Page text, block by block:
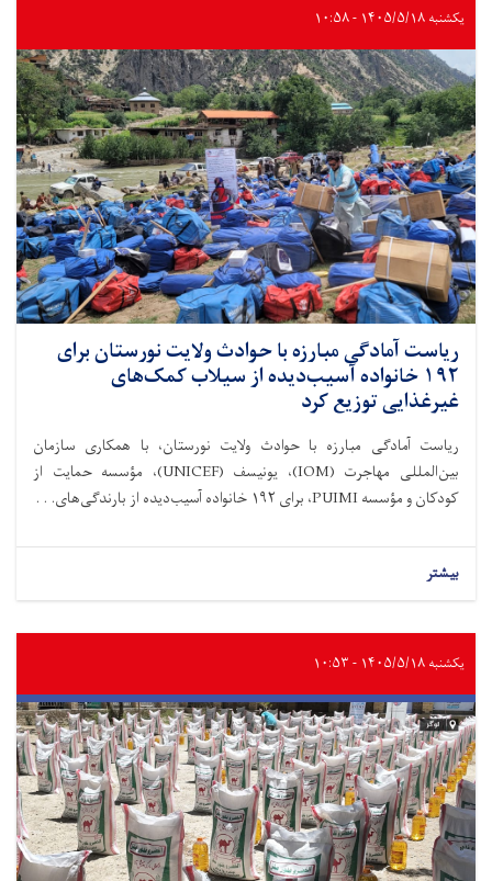
یکشنبه ۱۴۰۵/۵/۱۸ - ۱۰:۵۸
ریاست آمادگی مبارزه با حوادث ولایت نورستان برای
۱۹۲ خانواده آسیب‌دیده از سیلاب کمک‌های
غیرغذایی توزیع کرد
ریاست آمادگی مبارزه با حوادث ولایت نورستان، با همکاری سازمان
بین‌المللی مهاجرت (IOM)، یونیسف (UNICEF)، مؤسسه حمایت از
کودکان و مؤسسه PUIMI، برای ۱۹۲ خانواده آسیب‌دیده از بارندگی‌های. . .
بیشتر
یکشنبه ۱۴۰۵/۵/۱۸ - ۱۰:۵۳